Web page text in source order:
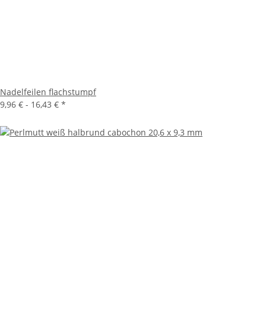
Nadelfeilen flachstumpf
9,96 € - 16,43 € *